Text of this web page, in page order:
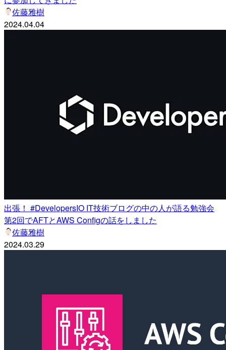
佐藤雅樹
2024.04.04
出張！ #DevelopersIO IT技術ブログの中の人が語る勉強会
第2回でAFTとAWS Configの話をしました
佐藤雅樹
2024.03.29